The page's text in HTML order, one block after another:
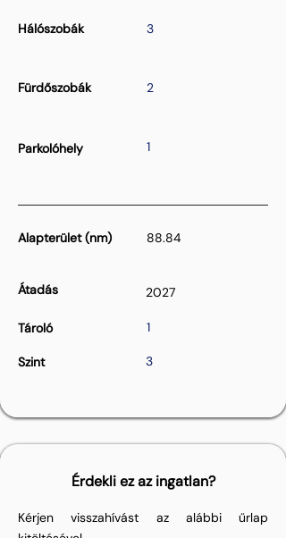
Hálószobák 3
Fürdőszobák 2
Parkolóhely 1
Alapterület (nm) 88.84
Átadás 2027
Tároló 1
Szint 3
Érdekli ez az ingatlan?
Kérjen visszahívást az alábbi űrlap